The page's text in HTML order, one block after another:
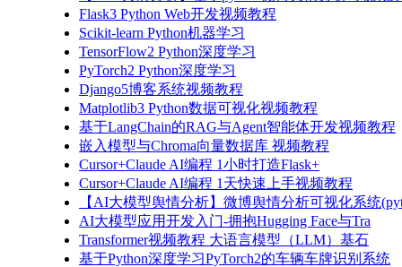
Flask3 Python Web开发视频教程
Scikit-learn Python机器学习
TensorFlow2 Python深度学习
PyTorch2 Python深度学习
Django5博客系统视频教程
Matplotlib3 Python数据可视化视频教程
基于LangChain的RAG与Agent智能体开发视频教程
嵌入模型与Chroma向量数据库 视频教程
Cursor+Claude AI编程 1小时打造Flask+
Cursor+Claude AI编程 1天快速上手视频教程
【AI大模型舆情分析】微博舆情分析可视化系统
AI大模型应用开发入门-拥抱Hugging Face与Tra
Transformer视频教程 大语言模型（LLM）基石
基于Python深度学习PyTorch2的车辆车牌识别系统